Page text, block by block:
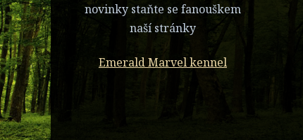
novinky staňte se fanouškem
naší stránky
Emerald Marvel kennel